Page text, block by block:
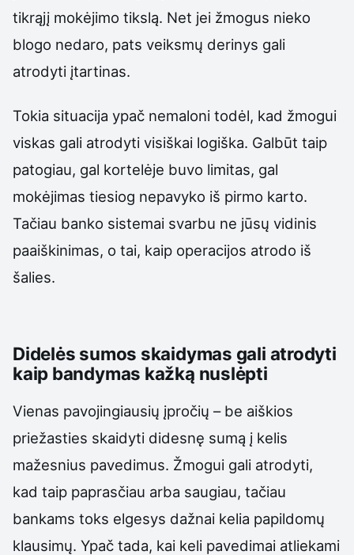
tikrąjį mokėjimo tikslą. Net jei žmogus nieko
blogo nedaro, pats veiksmų derinys gali
atrodyti įtartinas.
Tokia situacija ypač nemaloni todėl, kad žmogui
viskas gali atrodyti visiškai logiška. Galbūt taip
patogiau, gal kortelėje buvo limitas, gal
mokėjimas tiesiog nepavyko iš pirmo karto.
Tačiau banko sistemai svarbu ne jūsų vidinis
paaiškinimas, o tai, kaip operacijos atrodo iš
šalies.
Didelės sumos skaidymas gali atrodyti
kaip bandymas kažką nuslėpti
Vienas pavojingiausių įpročių – be aiškios
priežasties skaidyti didesnę sumą į kelis
mažesnius pavedimus. Žmogui gali atrodyti,
kad taip paprasčiau arba saugiau, tačiau
bankams toks elgesys dažnai kelia papildomų
klausimų. Ypač tada, kai keli pavedimai atliekami